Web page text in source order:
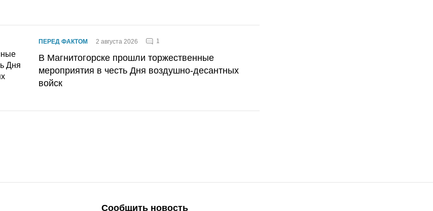
ПЕРЕД ФАКТОМ 2 августа 2026 1
В Магнитогорске прошли торжественные
мероприятия в честь Дня воздушно-десантных
войск
Сообщить новость